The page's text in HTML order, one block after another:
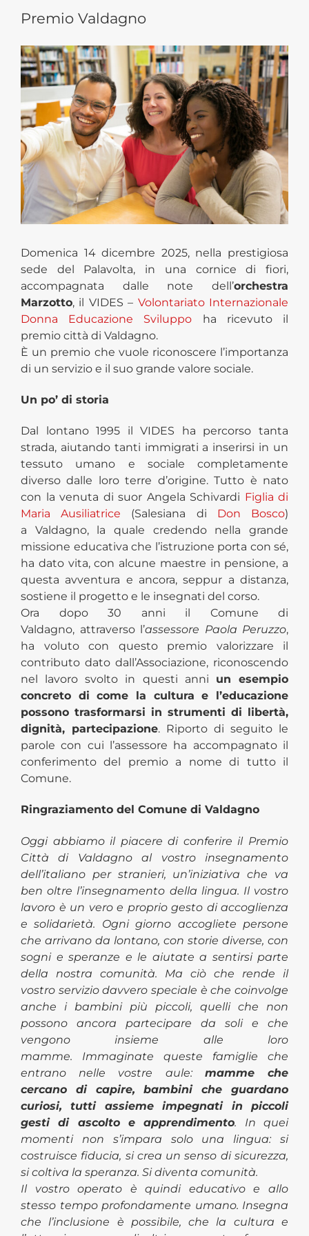
Premio Valdagno
View
Larger
Image
Domenica 14 dicembre 2025, nella prestigiosa
sede del Palavolta, in una cornice di fiori,
accompagnata dalle note dell’orchestra
Marzotto, il VIDES – Volontariato Internazionale
Donna Educazione Sviluppo ha ricevuto il
premio città di Valdagno.
È un premio che vuole riconoscere l’importanza
di un servizio e il suo grande valore sociale.
Un po’ di storia
Dal lontano 1995 il VIDES ha percorso tanta
strada, aiutando tanti immigrati a inserirsi in un
tessuto umano e sociale completamente
diverso dalle loro terre d’origine. Tutto è nato
con la venuta di suor Angela Schivardi Figlia di
Maria Ausiliatrice (Salesiana di Don Bosco)
a Valdagno, la quale credendo nella grande
missione educativa che l’istruzione porta con sé,
ha dato vita, con alcune maestre in pensione, a
questa avventura e ancora, seppur a distanza,
sostiene il progetto e le insegnati del corso.
Ora dopo 30 anni il Comune di
Valdagno, attraverso l’assessore Paola Peruzzo,
ha voluto con questo premio valorizzare il
contributo dato dall’Associazione, riconoscendo
nel lavoro svolto in questi anni un esempio
concreto di come la cultura e l’educazione
possono trasformarsi in strumenti di libertà,
dignità, partecipazione. Riporto di seguito le
parole con cui l’assessore ha accompagnato il
conferimento del premio a nome di tutto il
Comune.
Ringraziamento del Comune di Valdagno
Oggi abbiamo il piacere di conferire il Premio
Città di Valdagno al vostro insegnamento
dell’italiano per stranieri, un’iniziativa che va
ben oltre l’insegnamento della lingua. Il vostro
lavoro è un vero e proprio gesto di accoglienza
e solidarietà. Ogni giorno accogliete persone
che arrivano da lontano, con storie diverse, con
sogni e speranze e le aiutate a sentirsi parte
della nostra comunità. Ma ciò che rende il
vostro servizio davvero speciale è che coinvolge
anche i bambini più piccoli, quelli che non
possono ancora partecipare da soli e che
vengono insieme alle loro
mamme. Immaginate queste famiglie che
entrano nelle vostre aule: mamme che
cercano di capire, bambini che guardano
curiosi, tutti assieme impegnati in piccoli
gesti di ascolto e apprendimento. In quei
momenti non s’impara solo una lingua: si
costruisce fiducia, si crea un senso di sicurezza,
si coltiva la speranza. Si diventa comunità.
Il vostro operato è quindi educativo e allo
stesso tempo profondamente umano. Insegna
che l’inclusione è
possibile, che la cultura e